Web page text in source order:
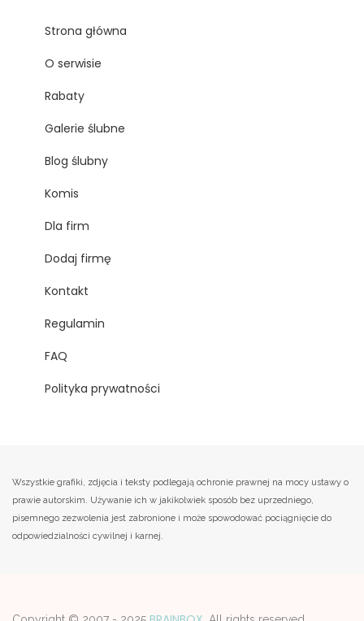
Strona główna
O serwisie
Rabaty
Galerie ślubne
Blog ślubny
Komis
Dla firm
Dodaj firmę
Kontakt
Regulamin
FAQ
Polityka prywatności
Wszystkie grafiki, zdjęcia i teksty podlegają ochronie prawnej na mocy ustawy o
prawie autorskim. Używanie ich w jakikolwiek sposób bez uprzedniego,
pisemnego zezwolenia jest zabronione i może spowodować pociągnięcie do
odpowiedzialności cywilnej i karnej.